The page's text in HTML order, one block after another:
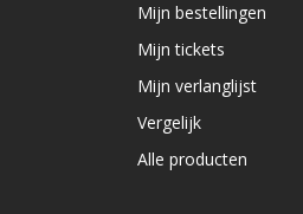
Mijn bestellingen
Mijn tickets
Mijn verlanglijst
Vergelijk
Alle producten